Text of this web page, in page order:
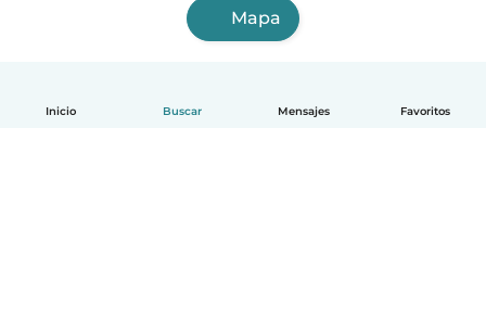
Inicio Buscar Mensajes Favoritos
Mapa